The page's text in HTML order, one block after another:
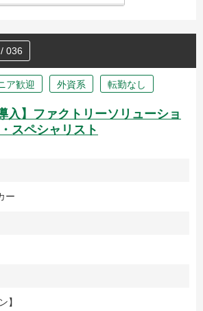
036
ア歓迎 外資系 転勤なし
入】ファクトリーソリューショ
スペシャリスト
ー
】